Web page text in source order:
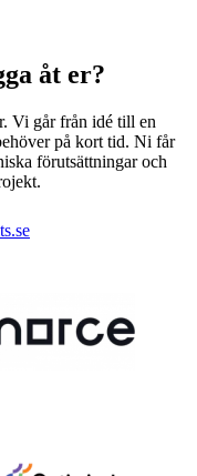
åt er?
Vi går från idé till en
på kort tid. Ni får
förutsättningar och